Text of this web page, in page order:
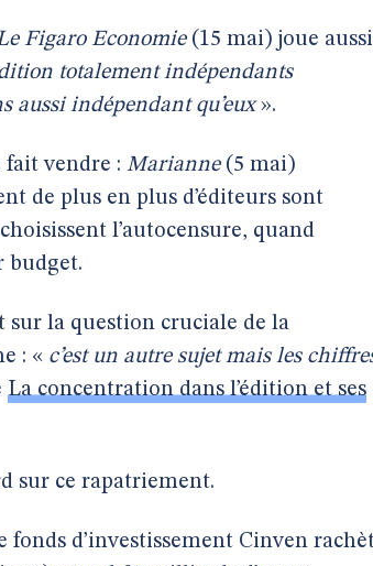
Figaro Economie(15 mai) joue aussi
totalement indépendants
aussi indépendant qu’eux».
vendre : Marianne(5 mai)
de plus en plus d’éditeurs sont
l’autocensure, quand
budget.
sur la question cruciale de la
: « c’est un autre sujet mais les
La concentration dans l’édition et ses
sur ce rapatriement.
fonds d’investissement Cinven